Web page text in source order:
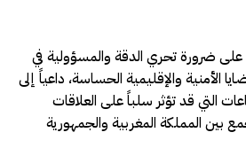
على ضرورة تحري الدقة والمسؤولية في
الأمنية والإقليمية الحساسة، داعياً إلى
التي قد تؤثر سلباً على العلاقات
بين المملكة المغربية والجمهورية